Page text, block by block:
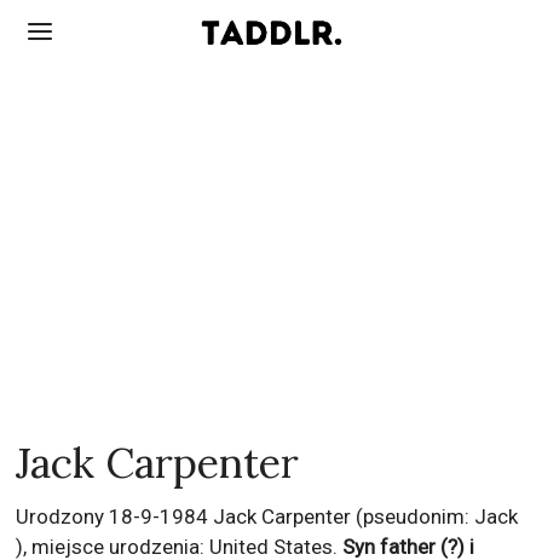
Jack Carpenter
Urodzony 18-9-1984 Jack Carpenter (pseudonim: Jack
), miejsce urodzenia: United States. Syn father (?) i